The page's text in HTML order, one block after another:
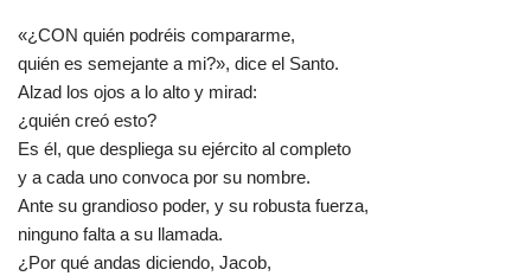
«¿CON quién podréis compararme,
quién es semejante a mi?», dice el Santo.
Alzad los ojos a lo alto y mirad:
¿quién creó esto?
Es él, que despliega su ejército al completo
y a cada uno convoca por su nombre.
Ante su grandioso poder, y su robusta fuerza,
ninguno falta a su llamada.
¿Por qué andas diciendo, Jacob,